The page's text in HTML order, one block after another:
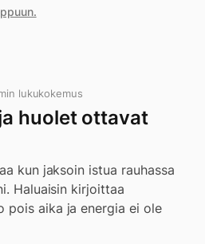
lukukokemus
huolet ottavat
kun jaksoin istua rauhassa
Haluaisin kirjoittaa
pois aika ja energia ei ole